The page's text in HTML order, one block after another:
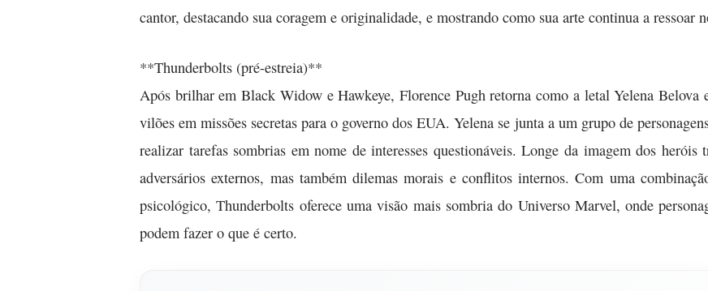
cantor, destacando sua coragem e originalidade, e mostrando como sua arte continua a ressoar
**Thunderbolts (pré-estreia)**
Após brilhar em Black Widow e Hawkeye, Florence Pugh retorna como a letal Yelena
vilões em missões secretas para o governo dos EUA. Yelena se junta a um grupo de
realizar tarefas sombrias em nome de interesses questionáveis. Longe da imagem dos
adversários externos, mas também dilemas morais e conflitos internos. Com uma
psicológico, Thunderbolts oferece uma visão mais sombria do Universo Marvel, onde
podem fazer o que é certo.